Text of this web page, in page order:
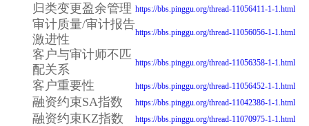
归类变更盈余管理 https://bbs.pinggu.org/thread-11056411-1-1.html
审计质量/审计报告
激进性
https://bbs.pinggu.org/thread-11056056-1-1.html
客户与审计师不匹
配关系
https://bbs.pinggu.org/thread-11056358-1-1.html
客户重要性 https://bbs.pinggu.org/thread-11056452-1-1.html
融资约束SA指数 https://bbs.pinggu.org/thread-11042386-1-1.html
融资约束KZ指数 https://bbs.pinggu.org/thread-11070975-1-1.html